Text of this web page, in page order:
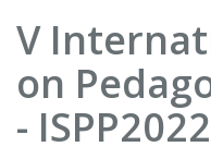
V
on
- ISPP2022